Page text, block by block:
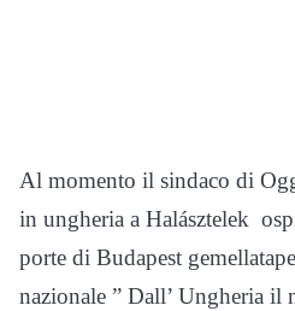
Al momento il sindaco di
in ungheria a Halásztelek
porte di Budapest
nazionale ” Dall’ Ungheria il